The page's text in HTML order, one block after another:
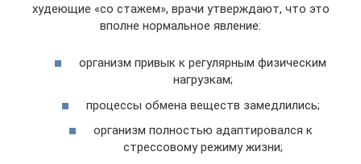
худеющие «со стажем», врачи утверждают, что это
вполне нормальное явление:
организм привык к регулярным физическим
нагрузкам;
процессы обмена веществ замедлились;
организм полностью адаптировался к
стрессовому режиму жизни;